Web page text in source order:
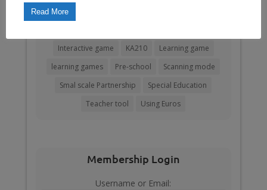
Interactive game
KA210
Learning game
learning games
Pre-school
Scanning mode
Smal scale Partnership
Special Education
Teacher tool
Using Euros
Membership Login
Username or Email:
Read More